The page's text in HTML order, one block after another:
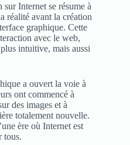
Internet se résume à
réalité avant la création
graphique. Cette
avec le web,
intuitive, mais aussi
a ouvert la voie à
ont commencé à
des images et à
totalement nouvelle.
ère où Internet est
tous.